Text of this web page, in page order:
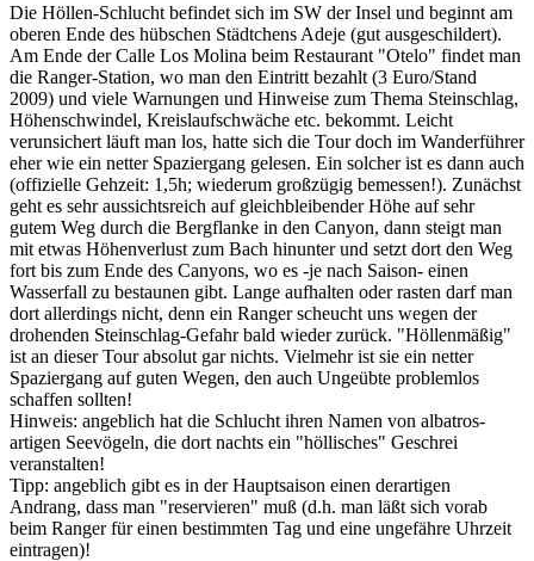
Die Höllen-Schlucht befindet sich im SW der Insel und beginnt am
oberen Ende des hübschen Städtchens Adeje (gut ausgeschildert).
Am Ende der Calle Los Molina beim Restaurant "Otelo" findet man
die Ranger-Station, wo man den Eintritt bezahlt (3 Euro/Stand
2009) und viele Warnungen und Hinweise zum Thema Steinschlag,
Höhenschwindel, Kreislaufschwäche etc. bekommt. Leicht
verunsichert läuft man los, hatte sich die Tour doch im Wanderführer
eher wie ein netter Spaziergang gelesen. Ein solcher ist es dann auch
(offizielle Gehzeit: 1,5h; wiederum großzügig bemessen!). Zunächst
geht es sehr aussichtsreich auf gleichbleibender Höhe auf sehr
gutem Weg durch die Bergflanke in den Canyon, dann steigt man
mit etwas Höhenverlust zum Bach hinunter und setzt dort den Weg
fort bis zum Ende des Canyons, wo es -je nach Saison- einen
Wasserfall zu bestaunen gibt. Lange aufhalten oder rasten darf man
dort allerdings nicht, denn ein Ranger scheucht uns wegen der
drohenden Steinschlag-Gefahr bald wieder zurück. "Höllenmäßig"
ist an dieser Tour absolut gar nichts. Vielmehr ist sie ein netter
Spaziergang auf guten Wegen, den auch Ungeübte problemlos
schaffen sollten!
Hinweis: angeblich hat die Schlucht ihren Namen von albatros-
artigen Seevögeln, die dort nachts ein "höllisches" Geschrei
veranstalten!
Tipp: angeblich gibt es in der Hauptsaison einen derartigen
Andrang, dass man "reservieren" muß (d.h. man läßt sich vorab
beim Ranger für einen bestimmten Tag und eine ungefähre Uhrzeit
eintragen)!